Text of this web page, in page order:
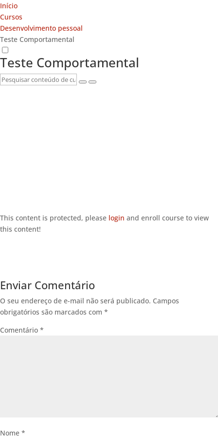
Início
Cursos
Desenvolvimento pessoal
Teste Comportamental
Teste Comportamental
This content is protected, please login and enroll course to view
this content!
Enviar Comentário
O seu endereço de e-mail não será publicado. Campos
obrigatórios são marcados com *
Comentário *
Nome *